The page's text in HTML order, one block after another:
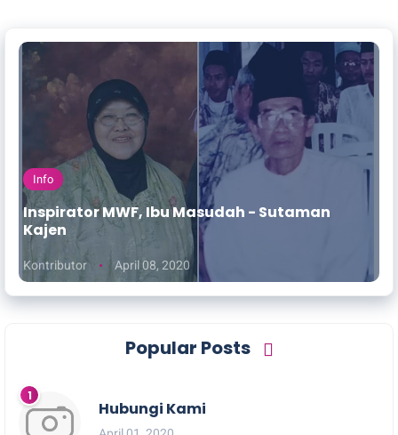
Info
Inspirator MWF, Ibu Masudah - Sutaman
Kajen
Kontributor April 08, 2020
Popular Posts
Hubungi Kami